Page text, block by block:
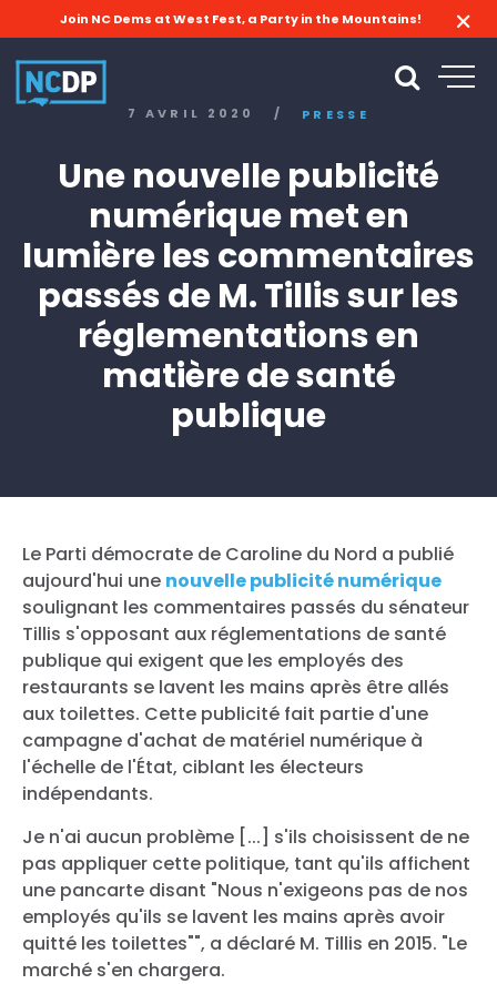
Join NC Dems at West Fest, a Party in the Mountains!
7 AVRIL 2020 / PRESSE
Une nouvelle publicité
numérique met en
lumière les commentaires
passés de M. Tillis sur les
réglementations en
matière de santé
publique
Le Parti démocrate de Caroline du Nord a publié
aujourd'hui une nouvelle publicité numérique
soulignant les commentaires passés du sénateur
Tillis s'opposant aux réglementations de santé
publique qui exigent que les employés des
restaurants se lavent les mains après être allés
aux toilettes. Cette publicité fait partie d'une
campagne d'achat de matériel numérique à
l'échelle de l'État, ciblant les électeurs
indépendants.
Je n'ai aucun problème [...] s'ils choisissent de ne
pas appliquer cette politique, tant qu'ils affichent
une pancarte disant "Nous n'exigeons pas de nos
employés qu'ils se lavent les mains après avoir
quitté les toilettes"", a déclaré M. Tillis en 2015. "Le
marché s'en chargera.